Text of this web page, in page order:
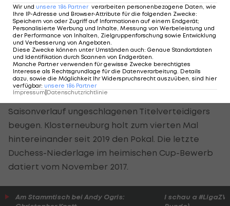
besiegen am frühen Sonntagabend im Finale in
Eisenstadt die Basket Flames aus Wien mit 76:41
(32:21). Als "MVP" wird Lisa Zderadicka
ausgezeichnet, die mit 24 Punkten auch
Topscorerin ist.
Die Wienerinnen leisten so gut es geht
Gegenwehr, müssen sich jedoch der Klasse des im
Saisonverlauf ungeschlagenen Titelverteidigers
beugen. Klosterneuburg holt zum vierten Mal
hintereinander seit 2019 den Pokal. Die letzte
Duchess-Niederlage im heimischen Cup-Bewerb
datiert vom November 2017.
Am Stammtisch bei Andy Ogris:
I schau a
Wir und unsere 186 Partner verarbeiten personenbezogene Daten, wie
Ihre IP-Adresse und Browser-Attribute für die folgenden Zwecke:
Speichern von oder Zugriff auf Informationen auf einem Endgerät;
Personalisierte Werbung und Inhalte, Messung von Werbeleistung und
der Performance von Inhalten, Zielgruppenforschung sowie Entwicklung
und Verbesserung von Angeboten
Diese Zwecke können unter Umständen auch: Genaue Standortdaten
und Identifikation durch Scannen von Endgeräten
Manche Partner verwenden für gewisse Zwecke berechtigtes
Interesse als Rechtsgrundlage für die Datenverarbeitung. Details
dazu, sowie die Möglichkeit Ihr Widerspruchsrecht auszuüben, sind hier
verfügbar: unsere 186 Partner
Impressum|Datenschutzrichtlinie